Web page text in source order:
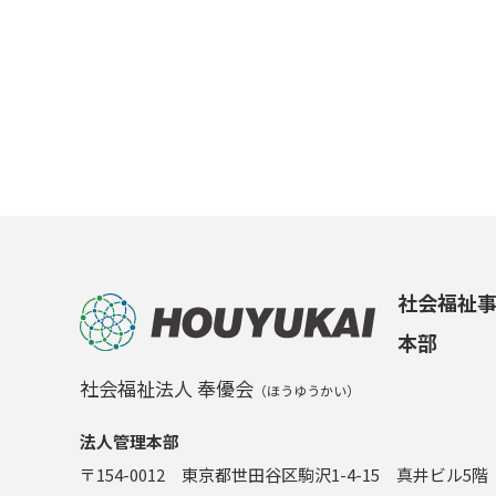
社会福祉
本部
社会福祉法人 奉優会 （ほうゆうかい）
法人管理本部
〒154-0012 東京都世田谷区駒沢1-4-15 真井ビル5階